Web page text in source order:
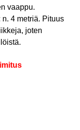
vaappu.
4 metriä. Pituus
joten